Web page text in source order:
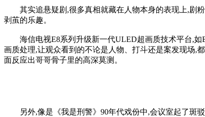
其实追悬疑剧,很多真相就藏在人物本身的表现上,剧粉
剥茧的乐趣。
海信电视E8系列升级新一代ULED超画质技术平台,如
画质处理,让观众看到的不论是人物、打斗还是案发现场,
面反应出哥哥骨子里的高深莫测。
另外,像是《我是刑警》90年代戏份中,会议室起了斑驳